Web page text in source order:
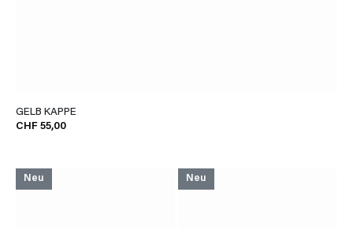
GELB KAPPE
CHF 55,00
Neu Neu